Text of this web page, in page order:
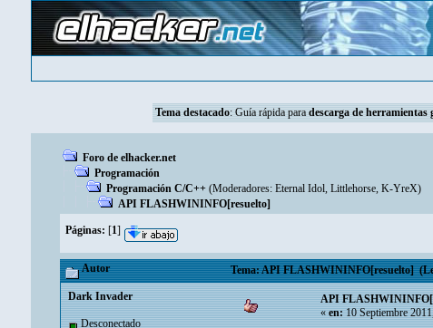
Tema destacado: Guía rápida para descarga de
Foro de elhacker.net
Programación
Programación C/C++ (Moderadores: Eternal Idol, Littlehorse, K-YreX)
API FLASHWININFO[resuelto]
Páginas: [1]
Autor Tema: API FLASHWININFO[resuelto]
Dark Invader
Desconectado
API
«en:10 Septiembre